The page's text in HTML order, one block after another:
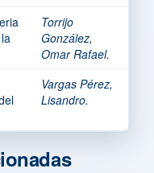
Torrijo
González,
Omar Rafael.
Vargas Pérez,
Lisandro.